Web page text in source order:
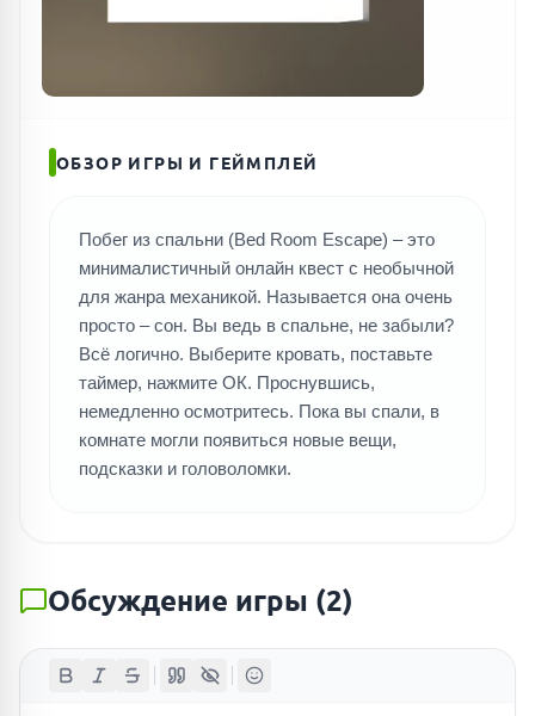
ОБЗОР ИГРЫ И ГЕЙМПЛЕЙ
Побег из спальни (Bed Room Escape) – это
минималистичный онлайн квест с необычной
для жанра механикой. Называется она очень
просто – сон. Вы ведь в спальне, не забыли?
Всё логично. Выберите кровать, поставьте
таймер, нажмите ОК. Проснувшись,
немедленно осмотритесь. Пока вы спали, в
комнате могли появиться новые вещи,
подсказки и головоломки.
Обсуждение игры (2)